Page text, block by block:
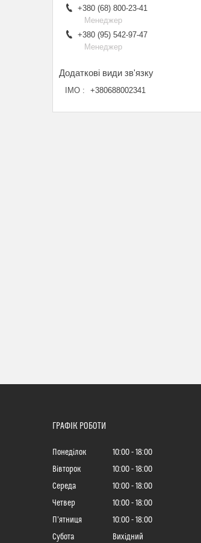
+380 (68) 800-23-41
Менеджер
+380 (95) 542-97-47
Менеджер
ІМО +380688002341
ГРАФІК РОБОТИ
Понеділок 10:00
18:00
Вівторок
10:00
18:00
Середа
10:00
18:00
Четвер
10:00
18:00
Пʼятниця
10:00
18:00
Субота
Вихідний